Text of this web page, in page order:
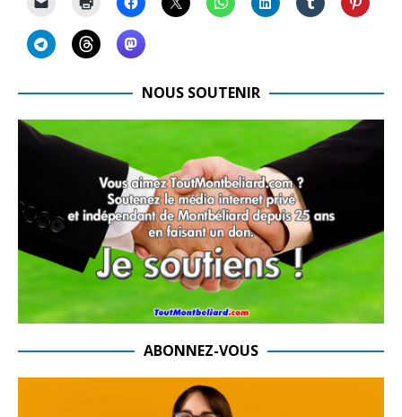
NOUS SOUTENIR
ABONNEZ-VOUS